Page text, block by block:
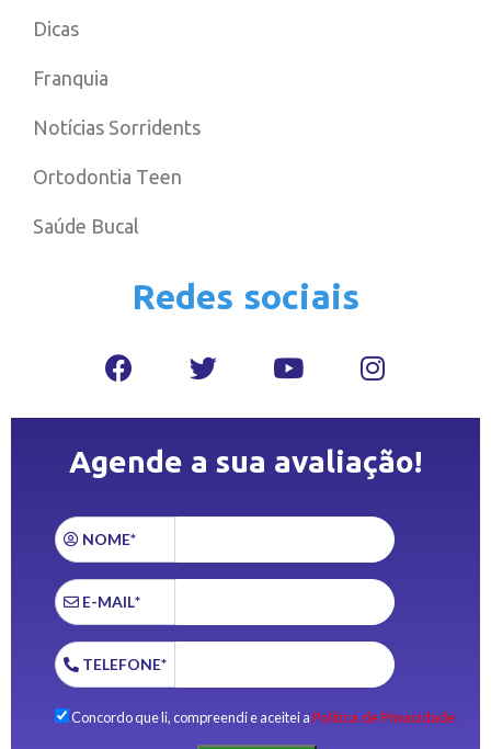
Dicas
Franquia
Notícias Sorridents
Ortodontia Teen
Saúde Bucal
Redes sociais
Agende a sua avaliação!
NOME*
E-MAIL*
TELEFONE*
Concordo que li, compreendi e aceitei a Política de Privacidade.